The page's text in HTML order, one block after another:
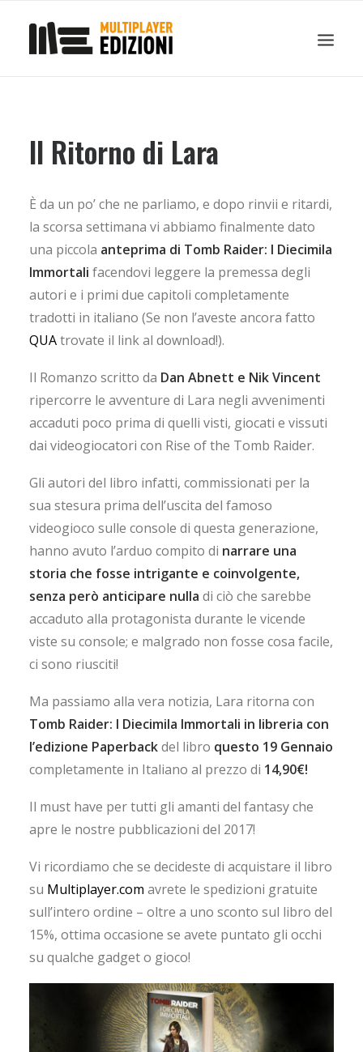
IN EVIDENZA
CHI SIAMO
DOWNLOAD
Il Ritorno di Lara
È da un po’ che ne parliamo, e dopo rinvii e ritardi,
la scorsa settimana vi abbiamo finalmente dato
una piccola anteprima di Tomb Raider: I Diecimila
Immortali facendovi leggere la premessa degli
autori e i primi due capitoli completamente
tradotti in italiano (Se non l’aveste ancora fatto
QUAtrovate il link al download!).
Il Romanzo scritto da Dan Abnett e Nik Vincent
ripercorre le avventure di Lara negli avvenimenti
accaduti poco prima di quelli visti, giocati e vissuti
dai videogiocatori con Rise of the Tomb Raider.
Gli autori del libro infatti, commissionati per la
sua stesura prima dell’uscita del famoso
videogioco sulle console di questa generazione,
hanno avuto l’arduo compito di narrare una
storia che fosse intrigante e coinvolgente,
senza però anticipare nulla di ciò che sarebbe
accaduto alla protagonista durante le vicende
viste su console; e malgrado non fosse cosa facile,
ci sono riusciti!
Ma passiamo alla vera notizia, Lara ritorna con
Tomb Raider: I Diecimila Immortali in libreria con
l’edizione Paperbackdel libro questo 19 Gennaio
completamente in Italiano al prezzo di 14,90€!
Il must have per tutti gli amanti del fantasy che
apre le nostre pubblicazioni del 2017!
Vi ricordiamo che se decideste di acquistare il libro
su Multiplayer.com avrete le spedizioni gratuite
sull’intero ordine – oltre a uno sconto sul libro del
15%, ottima occasione se avete puntato gli occhi
su qualche gadget o gioco!